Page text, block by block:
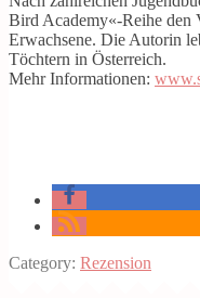
Bird Academy«-Reihe den
Erwachsene. Die Autorin
Töchtern in Österreich.
Mehr Informationen:
Category: Rezension